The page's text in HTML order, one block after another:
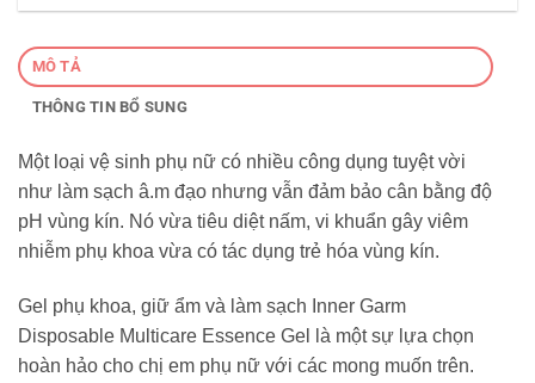
MÔ TẢ
THÔNG TIN BỔ SUNG
Một loại vệ sinh phụ nữ có nhiều công dụng tuyệt vời
như làm sạch â.m đạo nhưng vẫn đảm bảo cân bằng độ
pH vùng kín. Nó vừa tiêu diệt nấm, vi khuẩn gây viêm
nhiễm phụ khoa vừa có tác dụng trẻ hóa vùng kín.
Gel phụ khoa, giữ ẩm và làm sạch Inner Garm
Disposable Multicare Essence Gel là một sự lựa chọn
hoàn hảo cho chị em phụ nữ với các mong muốn trên.